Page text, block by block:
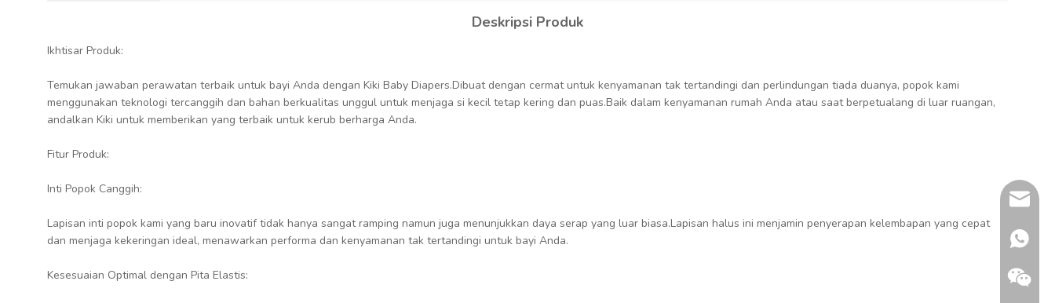
Deskripsi Produk
Ikhtisar Produk:
Temukan jawaban perawatan terbaik untuk bayi Anda dengan Kiki Baby Diapers.Dibuat dengan cermat untuk kenyamanan tak tertandingi dan perlindungan tiada duanya, popok kami
menggunakan teknologi tercanggih dan bahan berkualitas unggul untuk menjaga si kecil tetap kering dan puas.Baik dalam kenyamanan rumah Anda atau saat berpetualang di luar ruangan,
andalkan Kiki untuk memberikan yang terbaik untuk kerub berharga Anda.
Fitur Produk:
Inti Popok Canggih:
Lapisan inti popok kami yang baru inovatif tidak hanya sangat ramping namun juga menunjukkan daya serap yang luar biasa.Lapisan halus ini menjamin penyerapan kelembapan yang cepat
dan menjaga kekeringan ideal, menawarkan performa dan kenyamanan tak tertandingi untuk bayi Anda.
Kesesuaian Optimal dengan Pita Elastis:
+86